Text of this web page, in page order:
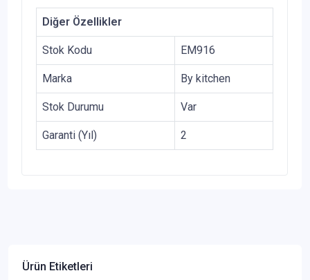
Diğer Özellikler
Stok Kodu EM916
Marka By kitchen
Stok Durumu Var
Garanti (Yıl) 2
Ürün Etiketleri